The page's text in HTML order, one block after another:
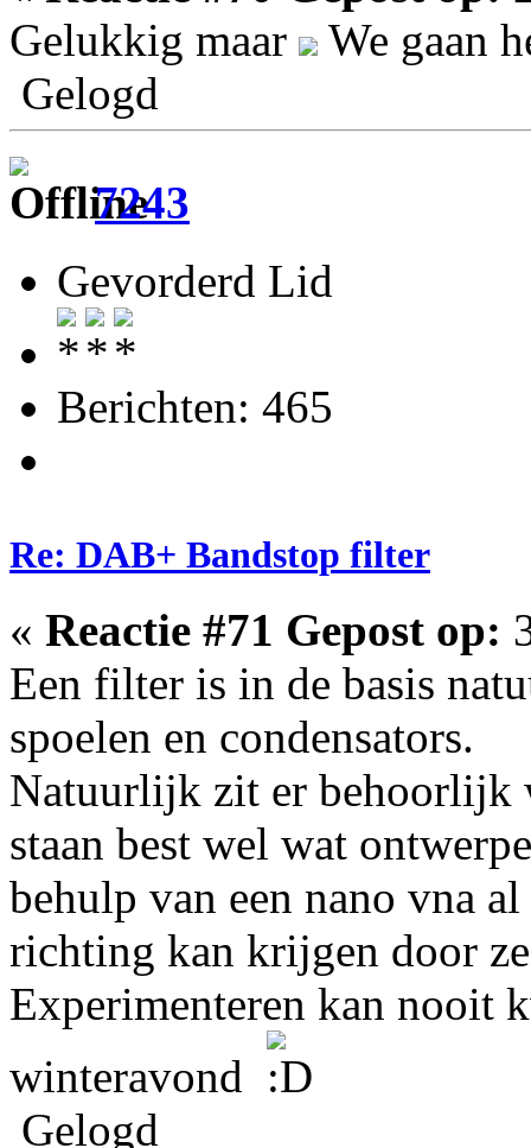
Gelukkig maar
We gaan
Gelogd
7243
Gevorderd Lid
Berichten: 465
Re: DAB+ Bandstop filter
« Reactie #71 Gepost op:
Een filter is in de basis
spoelen en condensators.
Natuurlijk zit er behoorlijk
staan best wel wat
behulp van een nano vna
richting kan krijgen door
Experimenteren kan nooit
winteravond
Gelogd